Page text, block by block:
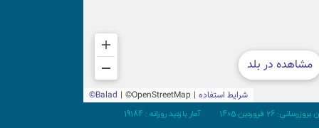
26 فروردین 1405 آمار بازدید روزانه : 19184